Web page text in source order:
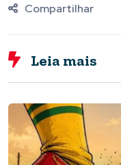
Compartilhar
Leia mais